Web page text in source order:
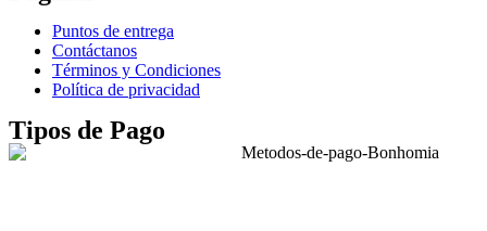
Puntos de entrega
Contáctanos
Términos y Condiciones
Política de privacidad
Tipos de Pago